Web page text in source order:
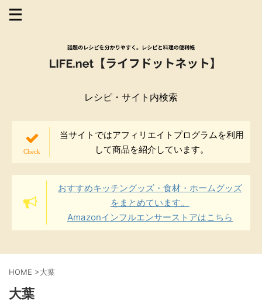
レシピ・サイト内検索
当サイトではアフィリエイトプログラムを利用
して商品を紹介しています。
おすすめキッチングッズ・食材・ホームグッズ
をまとめています。
Amazonインフルエンサーストアはこちら
HOME >大葉
大葉